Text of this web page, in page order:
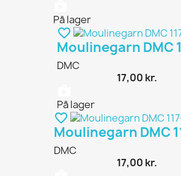
På lager
favorite_border
Moulinegarn DMC
DMC
17,00 kr.
På lager
favorite_border
Moulinegarn DMC
DMC
17,00 kr.